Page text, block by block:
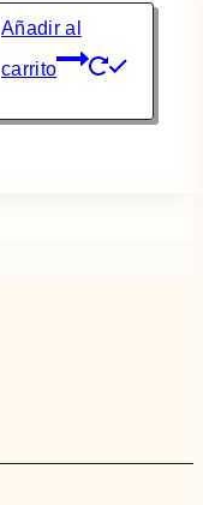
Añadir al
carrito